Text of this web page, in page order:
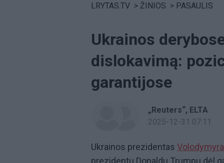
LRYTAS.TV > ŽINIOS > PASAULIS
Ukrainos
dislokavimą:
garantijose
„Reuters“ ELTA
2025-12-31 07:11
Ukrainos prezidentas
prezidentu Donaldu Trumpu dėl